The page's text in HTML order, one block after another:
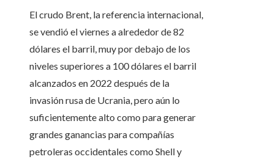
El crudo Brent, la referencia internacional,
se vendió el viernes a alrededor de 82
dólares el barril, muy por debajo de los
niveles superiores a 100 dólares el barril
alcanzados en 2022 después de la
invasión rusa de Ucrania, pero aún lo
suficientemente alto como para generar
grandes ganancias para compañías
petroleras occidentales como Shell y